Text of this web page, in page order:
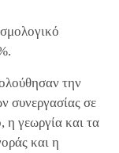
την
συνεργασίας σε
η γεωργία και τα
και η